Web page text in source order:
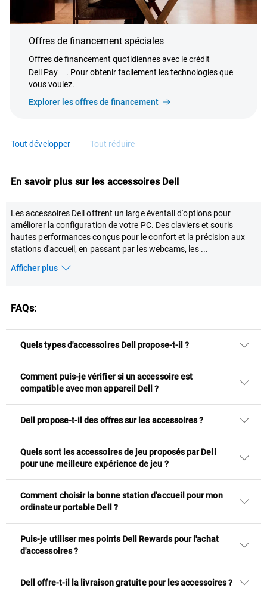
Offres de financement spéciales
Offres de financement quotidiennes avec le crédit
Dell Pay
. Pour obtenir facilement les technologies que
vous voulez.
Explorer les offres de financement
Tout développer Tout réduire
En savoir plus sur les accessoires Dell
Les accessoires Dell offrent un large éventail d'options pour
améliorer la configuration de votre PC. Des claviers et souris
hautes performances conçus pour le confort et la précision aux
stations d'accueil, en passant par les webcams, les ...
Afficher plus
FAQs:
Quels types d'accessoires Dell propose-t-il ?
Comment puis-je vérifier si un accessoire est
compatible avec mon appareil Dell ?
Dell propose-t-il des offres sur les accessoires ?
Quels sont les accessoires de jeu proposés par Dell
pour une meilleure expérience de jeu ?
Comment choisir la bonne station d'accueil pour mon
ordinateur portable Dell ?
Puis-je utiliser mes points Dell Rewards pour l'achat
d'accessoires ?
Dell offre-t-il la livraison gratuite pour les accessoires ?